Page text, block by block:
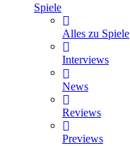
Spiele
Alles zu Spiele
Interviews
News
Reviews
Previews